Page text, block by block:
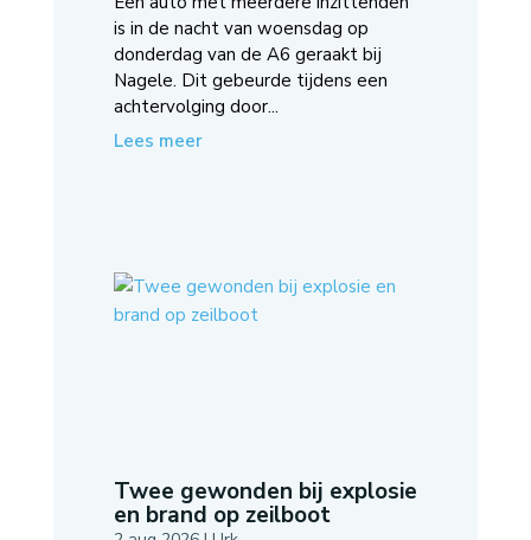
is in de nacht van woensdag op
donderdag van de A6 geraakt bij
Nagele. Dit gebeurde tijdens een
achtervolging door...
Lees meer
Twee gewonden bij explosie
en brand op zeilboot